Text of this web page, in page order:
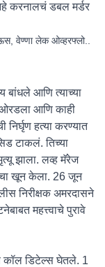
करनालचं डबल मर्डर
वेण्णा लेक ओव्हरफ्लो..
बांधले आणि त्याच्या
ओरडला आणि काही
निर्घृण हत्या करण्यात
टाकलं. तिच्या
झाला. लव्ह मॅरेज
खून केला. 26 जून
निरीक्षक अमरदासने
महत्त्वाचे पुरावे
कॉल डिटेल्स घेतले. 1